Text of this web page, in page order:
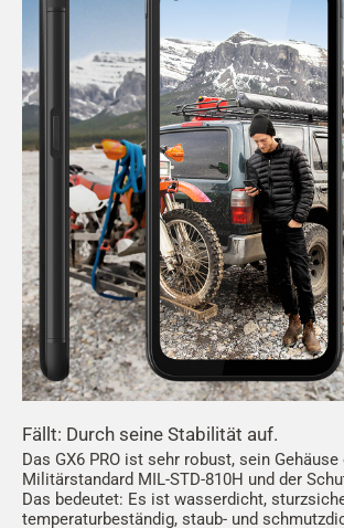
Fällt: Durch seine Stabilität auf.
Das GX6 PRO ist sehr robust, sein
Militärstandard MIL-STD-810H und der
Das bedeutet: Es ist wasserdicht,
temperaturbeständig, staub- und